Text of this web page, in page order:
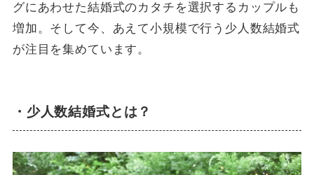
グにあわせた結婚式のカタチを選択するカップルも
増加。そして今、あえて小規模で行う少人数結婚式
が注目を集めています。
・少人数結婚式とは？